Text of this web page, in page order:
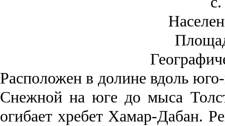
Рас­положен в долине вдоль
Снежной на юге до мыса
огибает хребет Хамар-Дабан.